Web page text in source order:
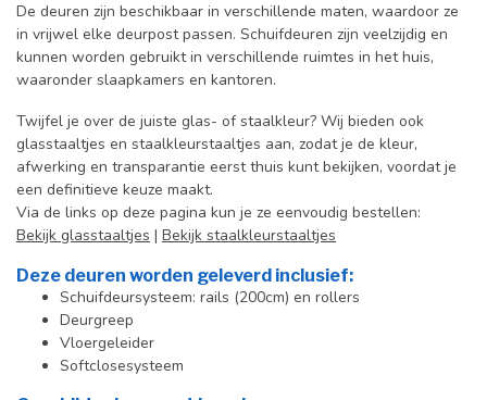
De deuren zijn beschikbaar in verschillende maten, waardoor ze
in vrijwel elke deurpost passen. Schuifdeuren zijn veelzijdig en
kunnen worden gebruikt in verschillende ruimtes in het huis,
waaronder slaapkamers en kantoren.
Twijfel je over de juiste glas- of staalkleur? Wij bieden ook
glasstaaltjes en staalkleurstaaltjes aan, zodat je de kleur,
afwerking en transparantie eerst thuis kunt bekijken, voordat je
een definitieve keuze maakt.
Via de links op deze pagina kun je ze eenvoudig bestellen:
Bekijk glasstaaltjes | Bekijk staalkleurstaaltjes
Deze deuren worden geleverd inclusief:
Schuifdeursysteem: rails (200cm) en rollers
Deurgreep
Vloergeleider
Softclosesysteem